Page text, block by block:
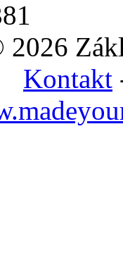
2026
Kontakt